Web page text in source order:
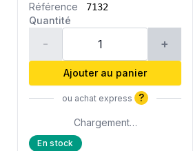
Référence 7132
Quantité
- +
Ajouter au panier
ou achat express ?
Chargement…
En stock